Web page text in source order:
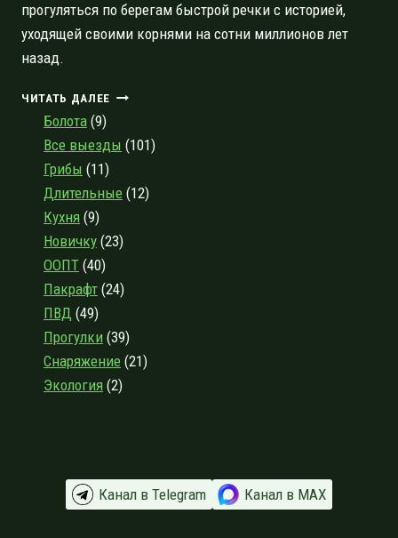
прогуляться по берегам быстрой речки с историей,
уходящей своими корнями на сотни миллионов лет
назад.
ЧИТАТЬ ДАЛЕЕ ПОЧТИ
ПО
ЛАВЫ
Болота (9)
Все выезды (101)
Грибы (11)
Длительные (12)
Кухня (9)
Новичку (23)
ООПТ (40)
Пакрафт (24)
ПВД (49)
Прогулки (39)
Снаряжение (21)
Экология (2)
Канал в Telegram Канал в МАХ